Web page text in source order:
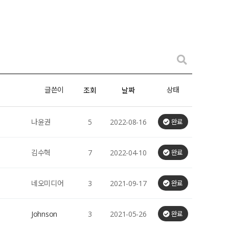
글쓴이 조회 날짜 상태
나윤권 5 2022-08-16 완료
김수혁 7 2022-04-10 완료
네오미디어 3 2021-09-17 완료
Johnson 3 2021-05-26 완료